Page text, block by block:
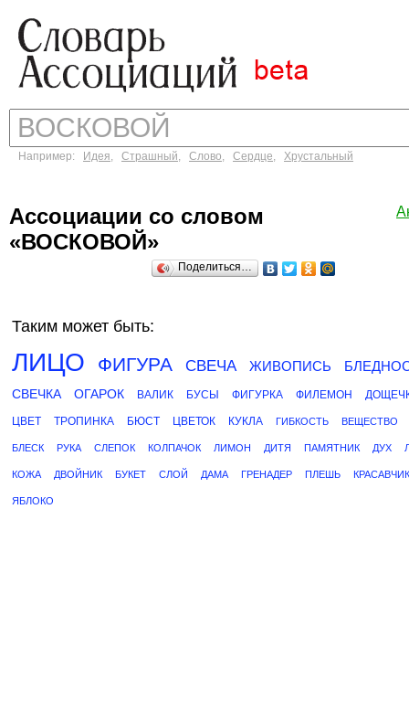
Например: Идея, Страшный, Слово, Сердце, Хрустальный
Ассоциации со словом
«ВОСКОВОЙ»
Поделиться…
Таким может быть:
ЛИЦО ФИГУРА СВЕЧА ЖИВОПИСЬ
СВЕЧКА ОГАРОК ВАЛИК БУСЫ ФИГУРКА ФИЛЕМОН
ЦВЕТ ТРОПИНКА БЮСТ ЦВЕТОК КУКЛА ГИБКОСТЬ ВЕЩЕСТВО
БЛЕСК РУКА СЛЕПОК КОЛПАЧОК ЛИМОН ДИТЯ ПАМЯТНИК ДУХ
КОЖА ДВОЙНИК БУКЕТ СЛОЙ ДАМА ГРЕНАДЕР ПЛЕШЬ КРАСАВЧИК
ЯБЛОКО